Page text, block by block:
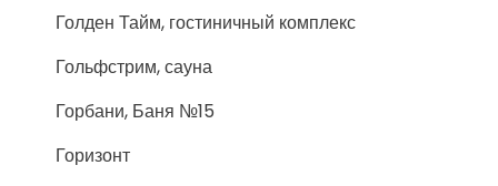
Голден Тайм, гостиничный комплекс
Гольфстрим, сауна
Горбани, Баня №15
Горизонт